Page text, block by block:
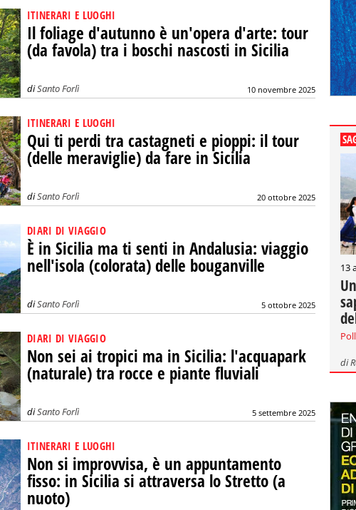
ITINERARI E LUOGHI
Il foliage d'autunno è un'opera d'arte: tour
(da favola) tra i boschi nascosti in Sicilia
diSanto Forlì 10 novembre 2025
ITINERARI E LUOGHI
Qui ti perdi tra castagneti e pioppi: il tour
(delle meraviglie) da fare in Sicilia
diSanto Forlì 20 ottobre 2025
DIARI DI VIAGGIO
È in Sicilia ma ti senti in Andalusia: viaggio
nell'isola (colorata) delle bouganville
diSanto Forlì 5 ottobre 2025
DIARI DI VIAGGIO
Non sei ai tropici ma in Sicilia: l'acquapark
(naturale) tra rocce e piante fluviali
diSanto Forlì 5 settembre 2025
ITINERARI E LUOGHI
Non si improvvisa, è un appuntamento
fisso: in Sicilia si attraversa lo Stretto (a
nuoto)
13
di